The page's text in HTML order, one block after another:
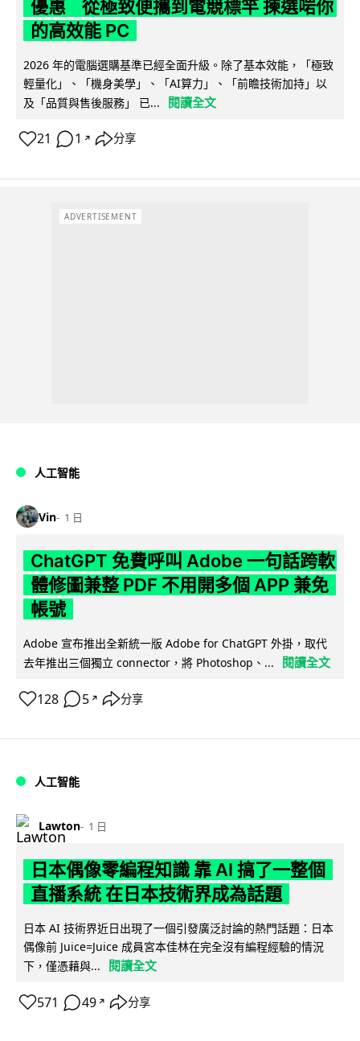
優惠 從極致便攜到電競標竿 揀選啱你
的高效能 PC
2026 年的電腦選購基準已經全面升級。除了基本效能，「極致
輕量化」、「機身美學」、「AI算力」、「前瞻技術加持」以
及「品質與售後服務」 已...
閱讀全文
21 1 ↗ 分享
ADVERTISEMENT
人工智能
Vin 1 日
ChatGPT 免費呼叫 Adobe 一句話跨軟
體修圖兼整 PDF 不用開多個 APP 兼免
帳號
Adobe 宣布推出全新統一版 Adobe for ChatGPT 外掛，取代
去年推出三個獨立 connector，將 Photoshop、...
閱讀全文
128 5 ↗ 分享
人工智能
Lawton 1 日
日本偶像零編程知識 靠 AI 搞了一整個
直播系統 在日本技術界成為話題
日本 AI 技術界近日出現了一個引發廣泛討論的熱門話題：日本
偶像前 Juice=Juice 成員宮本佳林在完全沒有編程經驗的情況
下，僅憑藉與...
閱讀全文
571 49 ↗ 分享